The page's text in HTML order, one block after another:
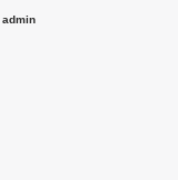
admin